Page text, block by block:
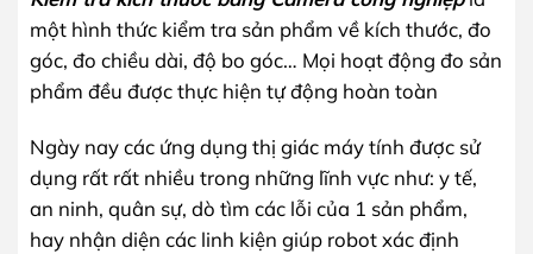
một hình thức kiểm tra sản phẩm về kích thước, đo
góc, đo chiều dài, độ bo góc… Mọi hoạt động đo sản
phẩm đều được thực hiện tự động hoàn toàn
Ngày nay các ứng dụng thị giác máy tính được sử
dụng rất rất nhiều trong những lĩnh vực như: y tế,
an ninh, quân sự, dò tìm các lỗi của 1 sản phẩm,
hay nhận diện các linh kiện giúp robot xác định